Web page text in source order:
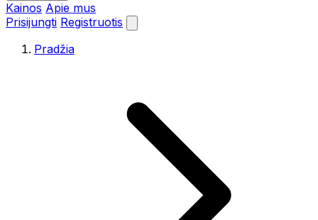
Kainos Apie mus
Prisijungti Registruotis
Pradžia